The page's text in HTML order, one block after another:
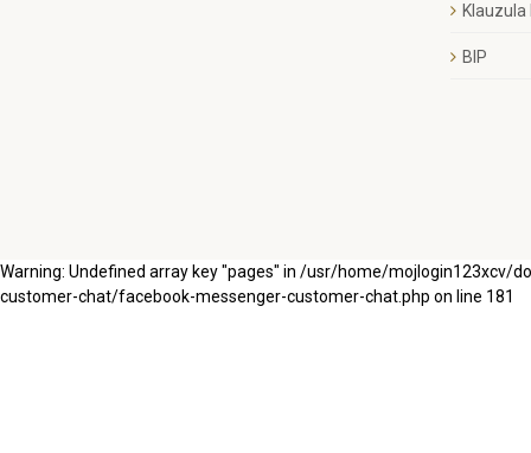
BIP
Warning: Undefined array key "pages" in /usr/home/
customer-chat/facebook-messenger-customer-chat.php on line 181